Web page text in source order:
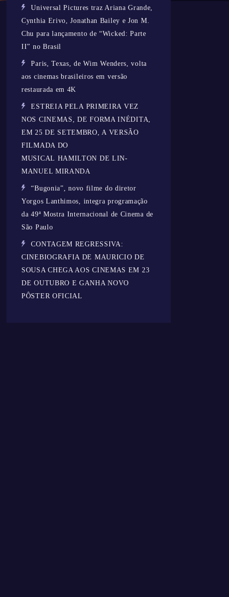
Universal Pictures traz Ariana Grande,
Cynthia Erivo, Jonathan Bailey e Jon M.
Chu para lançamento de “Wicked: Parte
II” no Brasil
Paris, Texas, de Wim Wenders, volta
aos cinemas brasileiros em versão
restaurada em 4K
ESTREIA PELA PRIMEIRA VEZ
NOS CINEMAS, DE FORMA INÉDITA,
EM 25 DE SETEMBRO, A VERSÃO
FILMADA DO
MUSICAL HAMILTON DE LIN-
MANUEL MIRANDA
“Bugonia”, novo filme do diretor
Yorgos Lanthimos, integra programação
da 49ª Mostra Internacional de Cinema de
São Paulo
CONTAGEM REGRESSIVA:
CINEBIOGRAFIA DE MAURICIO DE
SOUSA CHEGA AOS CINEMAS EM 23
DE OUTUBRO E GANHA NOVO
PÔSTER OFICIAL